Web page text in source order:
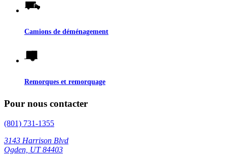
Camions de déménagement
Remorques et remorquage
Pour nous contacter
(801) 731-1355
3143 Harrison Blvd
Ogden, UT 84403